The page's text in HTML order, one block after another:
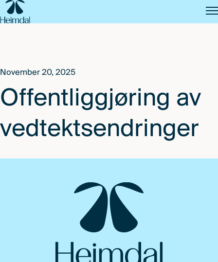
SKIP
TO
MAIN
November 20, 2025
Offentliggjøring av
vedtektsendringer